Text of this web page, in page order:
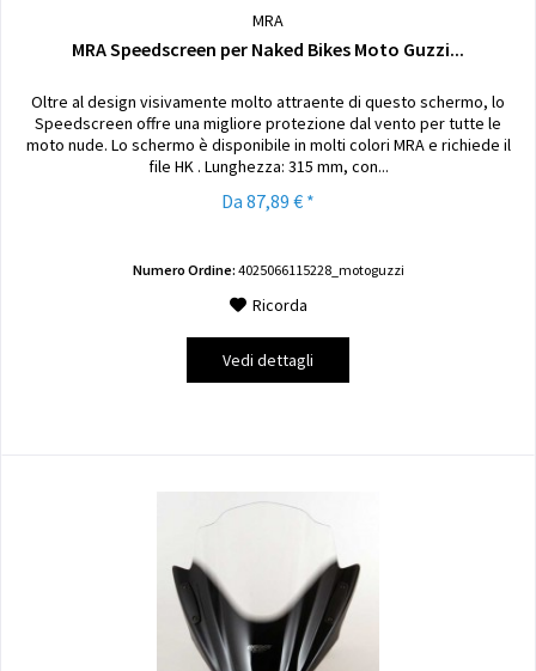
MRA
MRA Speedscreen per Naked Bikes Moto Guzzi...
Oltre al design visivamente molto attraente di questo schermo, lo
Speedscreen offre una migliore protezione dal vento per tutte le
moto nude. Lo schermo è disponibile in molti colori MRA e richiede il
file HK . Lunghezza: 315 mm, con...
Da 87,89 € *
Numero Ordine: 4025066115228_motoguzzi
Ricorda
Vedi dettagli